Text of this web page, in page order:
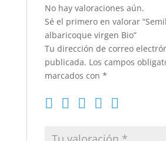
No hay valoraciones aún.
Sé el primero en valorar
albaricoque virgen Bio”
Tu dirección de correo
publicada. Los campos
marcados con *